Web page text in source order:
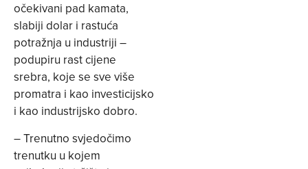
očekivani pad kamata,
slabiji dolar i rastuća
potražnja u industriji –
podupiru rast cijene
srebra, koje se sve više
promatra i kao investicijsko
i kao industrijsko dobro.
– Trenutno svjedočimo
trenutku u kojem